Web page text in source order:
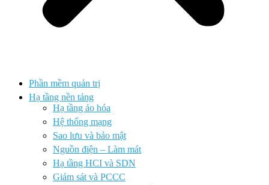
Phần mềm quản trị
Hạ tầng nền tảng
Hạ tầng ảo hóa
Hệ thống mạng
Sao lưu và bảo mật
Nguồn điện – Làm mát
Hạ tầng HCI và SDN
Giám sát và PCCC